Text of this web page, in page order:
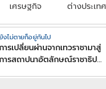
เศรษฐกิจ ต่างประเทศ
งไม่ตายก็อยู่กันไป
ารเปลี่ยนผ่านจากเทวราชามาสู่
ารสถาปนาอัตลักษณ์ราชาธิป